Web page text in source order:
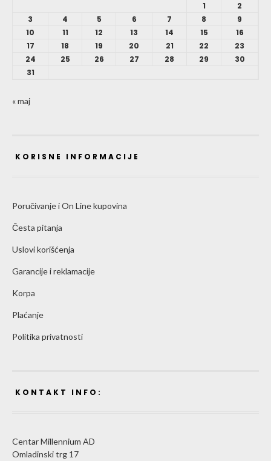
1
2
3
4 5 6 7 8
9
10
11 12 13 14 15
16
17
18 19 20 21 22
23
24
25 26 27 28 29
30
31
« maj
KORISNE INFORMACIJE
Poručivanje i On Line kupovina
Česta pitanja
Uslovi korišćenja
Garancije i reklamacije
Korpa
Plaćanje
Politika privatnosti
KONTAKT INFO:
Centar Millennium AD
Omladinski trg 17